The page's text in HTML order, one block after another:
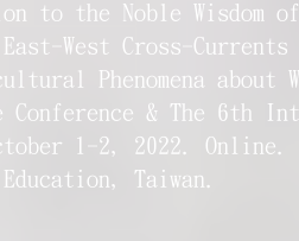
to the Noble Wisdom
East-West Cross-
Phenomena about
Conference & The 6th
1-2, 2022. Online.
Taiwan.